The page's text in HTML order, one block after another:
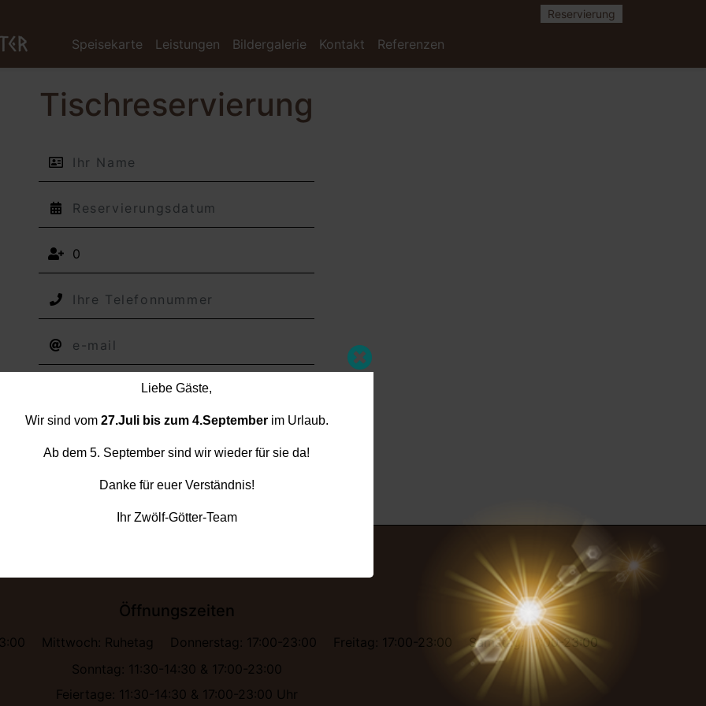
Reservierung
Speisekarte Leistungen Bildergalerie Kontakt Referenzen
Tischreservierung
Ihre Nachricht
Öffnungszeiten
Mittwoch: Ruhetag Donnerstag: 17:00-23:00 Freitag: 17:00-23:00
Samstag: 17:00-23:00
Sonntag: 11:30-14:30 & 17:00-23:00
Feiertage: 11:30-14:30 & 17:00-23:00 Uhr
Um Ihnen ein besseres Nutzererlebnis zu bieten, verwenden
wir Cookies. Durch Nutzung unserer Website stimmen Sie
unserer Verwendung zu.
Liebe Gäste,
Wir sind vom 27.Juli bis zum 4.Septemberim Urlaub.
Ab dem 5. September sind wir wieder für sie da!
Danke für euer Verständnis!
Ihr Zwölf-Götter-Team